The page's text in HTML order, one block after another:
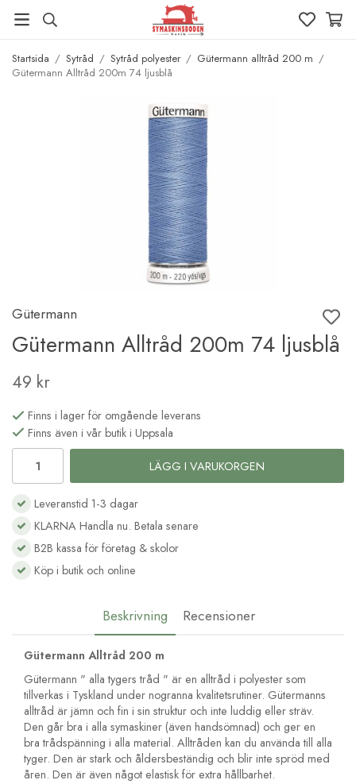
Startsida / Sytråd / Sytråd polyester / Gütermann alltråd 200 m /
Gütermann Alltråd 200m 74 ljusblå
Gütermann
Gütermann Alltråd 200m 74 ljusblå
49 kr
Finns i lager för omgående leverans
Finns även i vår butik i Uppsala
LÄGG I VARUKORGEN
Leveranstid 1-3 dagar
KLARNA Handla nu. Betala senare
B2B kassa för företag & skolor
Köp i butik och online
Beskrivning Recensioner
Gütermann Alltråd 200 m
Gütermann " alla tygers tråd " är en alltråd i polyester som
tillverkas i Tyskland under nogranna kvalitetsrutiner. Gütermanns
alltråd är jämn och fin i sin struktur och inte luddig eller sträv.
Den går bra i alla symaskiner (även handsömnad) och ger en
bra trådspänning i alla material. Alltråden kan du använda till alla
tyger. Den är stark och åldersbeständig och blir inte spröd med
åren. Den är även något elastisk för extra hållbarhet.